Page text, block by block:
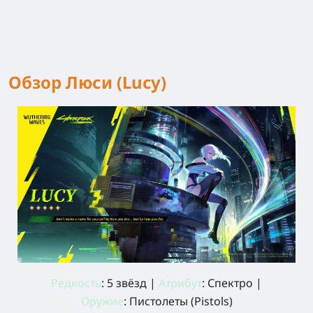
Обзор Люси (Lucy)
Редкость: 5 звёзд | Атрибут: Спектро |
Оружие: Пистолеты (Pistols)